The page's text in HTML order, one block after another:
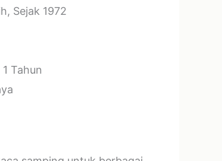
Sejak 1972
Tahun